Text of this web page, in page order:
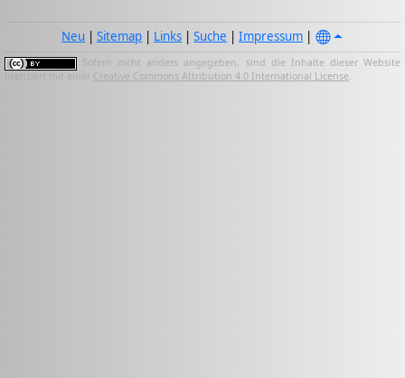
Neu |Sitemap | Links |Suche |Impressum |
Sofern nicht anders angegeben, sind die Inhalte dieser Website
lizenziert mit einer Creative Commons Attribution 4.0 International License